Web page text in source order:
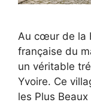
Au cœur de la
française du
un véritable
Yvoire. Ce
les Plus